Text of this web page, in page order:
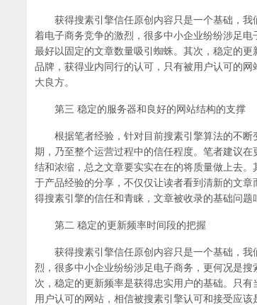
获得搜素引擎信任原创内容只是一个基础，我
着电子商务竞争的激烈，很多中小企业纷纷涉足
最好以固定的文章数量吸引蜘蛛。其次，稳定的
品牌，获得业内同行的认可，只有被用户认可的
大良方。
第三 稳定的服务器和良好的网站结构的支撑
根据笔者经验，针对目前搜素引擎算法的不断
期，乃至整个运营过程中的信任程度。笔者建议
结和浓缩，总之文章要实实在在的将质量做上去
于产品经验的分享，不仅仅让读者看到清新的文
得搜素引擎的信任和青睐，文章被收录的基础问题
第二 稳定的更新频率时间段的把握
获得搜素引擎信任原创内容只是一个基础，我
烈，很多中小企业纷纷涉足电子商务，更何况是
次，稳定的更新频率是获得忠实用户的基础。只
用户认可的网站，相信被搜素引擎认可和接受应